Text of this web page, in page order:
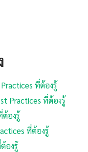
ที่ต้องรู้
Practices ที่ต้องรู้
ต้องรู้
ที่ต้องรู้
องรู้